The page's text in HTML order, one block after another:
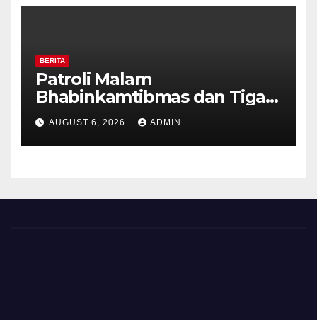
BERITA
Patroli Malam
Bhabinkamtibmas dan Tiga
Pilar Kelurahan Ungaran
Perkuat Kamtibmas, Warga
Diajak Aktifkan Ronda
AUGUST 6, 2026 ADMIN